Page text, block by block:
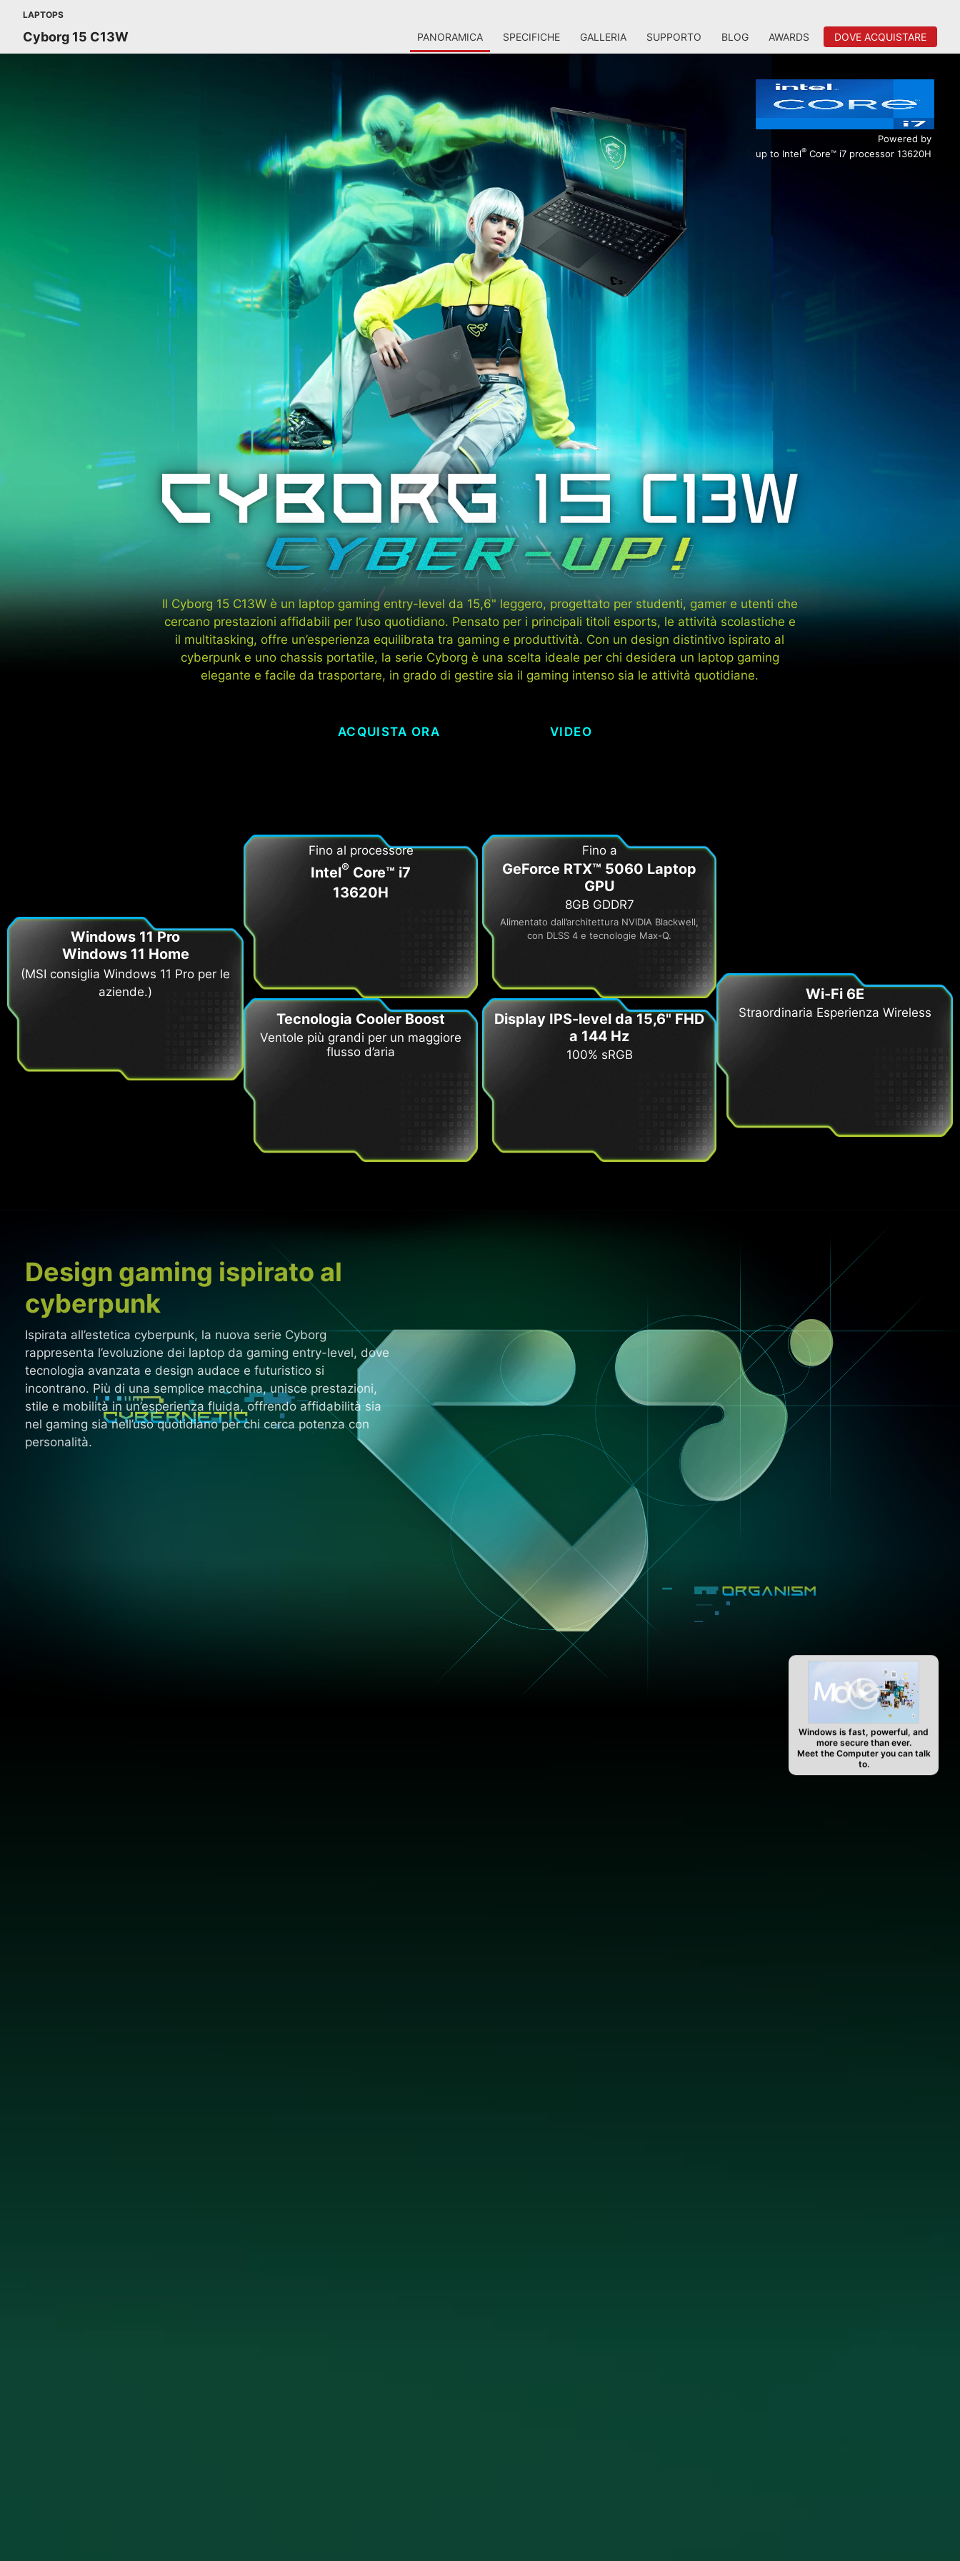
LAPTOPS
Cyborg 15 C13W PANORAMICA SPECIFICHE GALLERIA SUPPORTO BLOG AWARDS DOVE ACQUISTARE
Windows is fast, powerful, and
more secure than ever.
Meet the Computer you can talk
to.
Powered by
up to Intel® Core™ i7 processor 13620H
Il Cyborg 15 C13W è un laptop gaming entry-level da 15,6" leggero, progettato per studenti, gamer e utenti che
cercano prestazioni affidabili per l’uso quotidiano. Pensato per i principali titoli esports, le attività scolastiche e
il multitasking, offre un’esperienza equilibrata tra gaming e produttività. Con un design distintivo ispirato al
cyberpunk e uno chassis portatile, la serie Cyborg è una scelta ideale per chi desidera un laptop gaming
elegante e facile da trasportare, in grado di gestire sia il gaming intenso sia le attività quotidiane.
ACQUISTA ORA VIDEO
Windows 11 Pro
Windows 11 Home
(MSI consiglia Windows 11 Pro per le
aziende.)
Fino al processore
Intel® Core™ i7
13620H
Fino a
GeForce RTX™ 5060 Laptop
GPU
8GB GDDR7
Alimentato dall’architettura NVIDIA Blackwell,
con DLSS 4 e tecnologie Max-Q.
Tecnologia Cooler Boost
Ventole più grandi per un maggiore
flusso d’aria
Display IPS-level da 15,6" FHD
a 144 Hz
100% sRGB
Wi-Fi 6E
Straordinaria Esperienza Wireless
Design gaming ispirato al
cyberpunk
Ispirata all’estetica cyberpunk, la nuova serie Cyborg
rappresenta l’evoluzione dei laptop da gaming entry-level, dove
tecnologia avanzata e design audace e futuristico si
incontrano. Più di una semplice macchina, unisce prestazioni,
stile e mobilità in un’esperienza fluida, offrendo affidabilità sia
nel gaming sia nell’uso quotidiano per chi cerca potenza con
personalità.